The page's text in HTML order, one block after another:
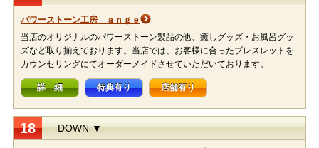
パワーストーン工房 ａｎｇｅ
当店のオリジナルのパワーストーン製品の他、癒しグッズ・お風呂グッ
ズなど取り揃えております。当店では、お客様に合ったブレスレットを
カウンセリングにてオーダーメイドさせていただいております。
詳 細 特典有り 店舗有り
18 DOWN ▼